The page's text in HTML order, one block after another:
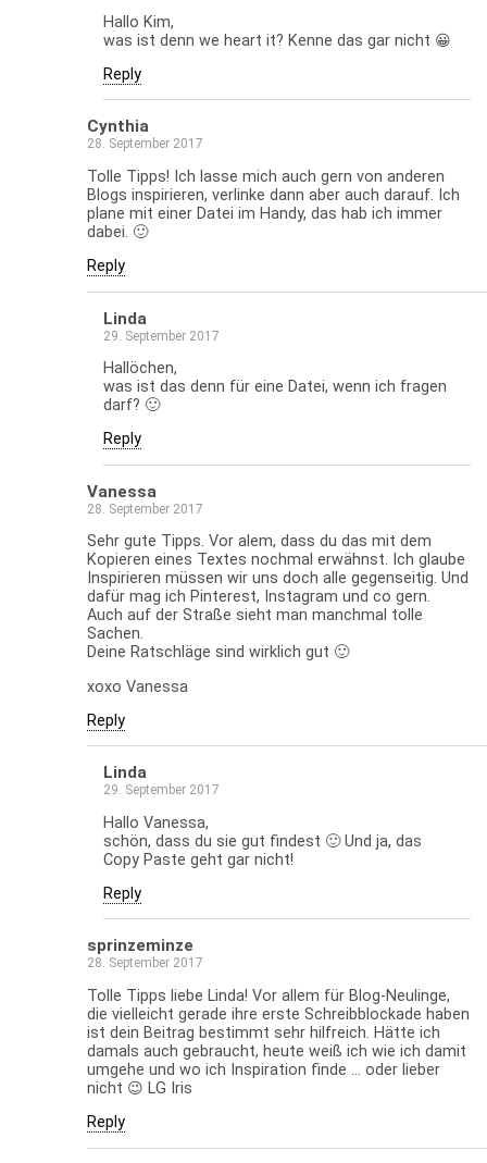
Hallo Kim,
was ist denn we heart it? Kenne das gar nicht 😀
Reply
Cynthia
28. September 2017
Tolle Tipps! Ich lasse mich auch gern von anderen
Blogs inspirieren, verlinke dann aber auch darauf. Ich
plane mit einer Datei im Handy, das hab ich immer
dabei. 🙂
Reply
Linda
29. September 2017
Hallöchen,
was ist das denn für eine Datei, wenn ich fragen
darf? 🙂
Reply
Vanessa
28. September 2017
Sehr gute Tipps. Vor alem, dass du das mit dem
Kopieren eines Textes nochmal erwähnst. Ich glaube
Inspirieren müssen wir uns doch alle gegenseitig. Und
dafür mag ich Pinterest, Instagram und co gern.
Auch auf der Straße sieht man manchmal tolle
Sachen.
Deine Ratschläge sind wirklich gut 🙂
xoxo Vanessa
Reply
Linda
29. September 2017
Hallo Vanessa,
schön, dass du sie gut findest 🙂 Und ja, das
Copy Paste geht gar nicht!
Reply
sprinzeminze
28. September 2017
Tolle Tipps liebe Linda! Vor allem für Blog-Neulinge,
die vielleicht gerade ihre erste Schreibblockade haben
ist dein Beitrag bestimmt sehr hilfreich. Hätte ich
damals auch gebraucht, heute weiß ich wie ich damit
umgehe und wo ich Inspiration finde … oder lieber
nicht 😉 LG Iris
Reply